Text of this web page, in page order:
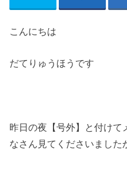
こんにちは
だてりゅうほうです
昨日の夜【号外】と付けて
なさん見てくださいました